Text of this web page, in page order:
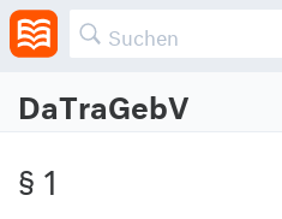
DaTraGebV
Verordnung zur Erhebung von Gebühren
Daten nach den Regelungen der
§ 1